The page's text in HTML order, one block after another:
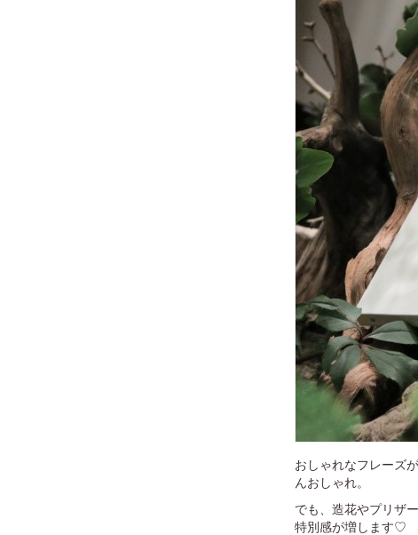
おしゃれなフレーズ
んおしゃれ。
でも、造花やプリザ
特別感が増します♡